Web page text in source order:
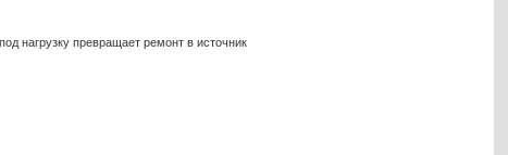
нагрузку превращает ремонт в источник